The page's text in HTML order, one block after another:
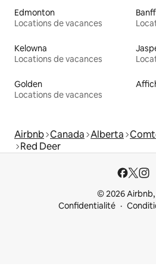
Edmonton
Locations de vacances
Banff
Kelowna
Locations de vacances
Golden
Locations de vacances
Airbnb Canada Alberta
Red Deer
© 2026 Airbnb,
Confidentialité